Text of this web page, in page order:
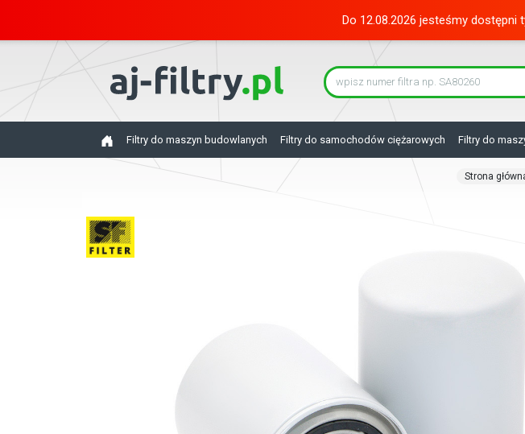
Do 12.08.2026 jesteśmy dostępni
Filtry do maszyn budowlanych Filtry do samochodów ciężarowych Filtry do
Strona